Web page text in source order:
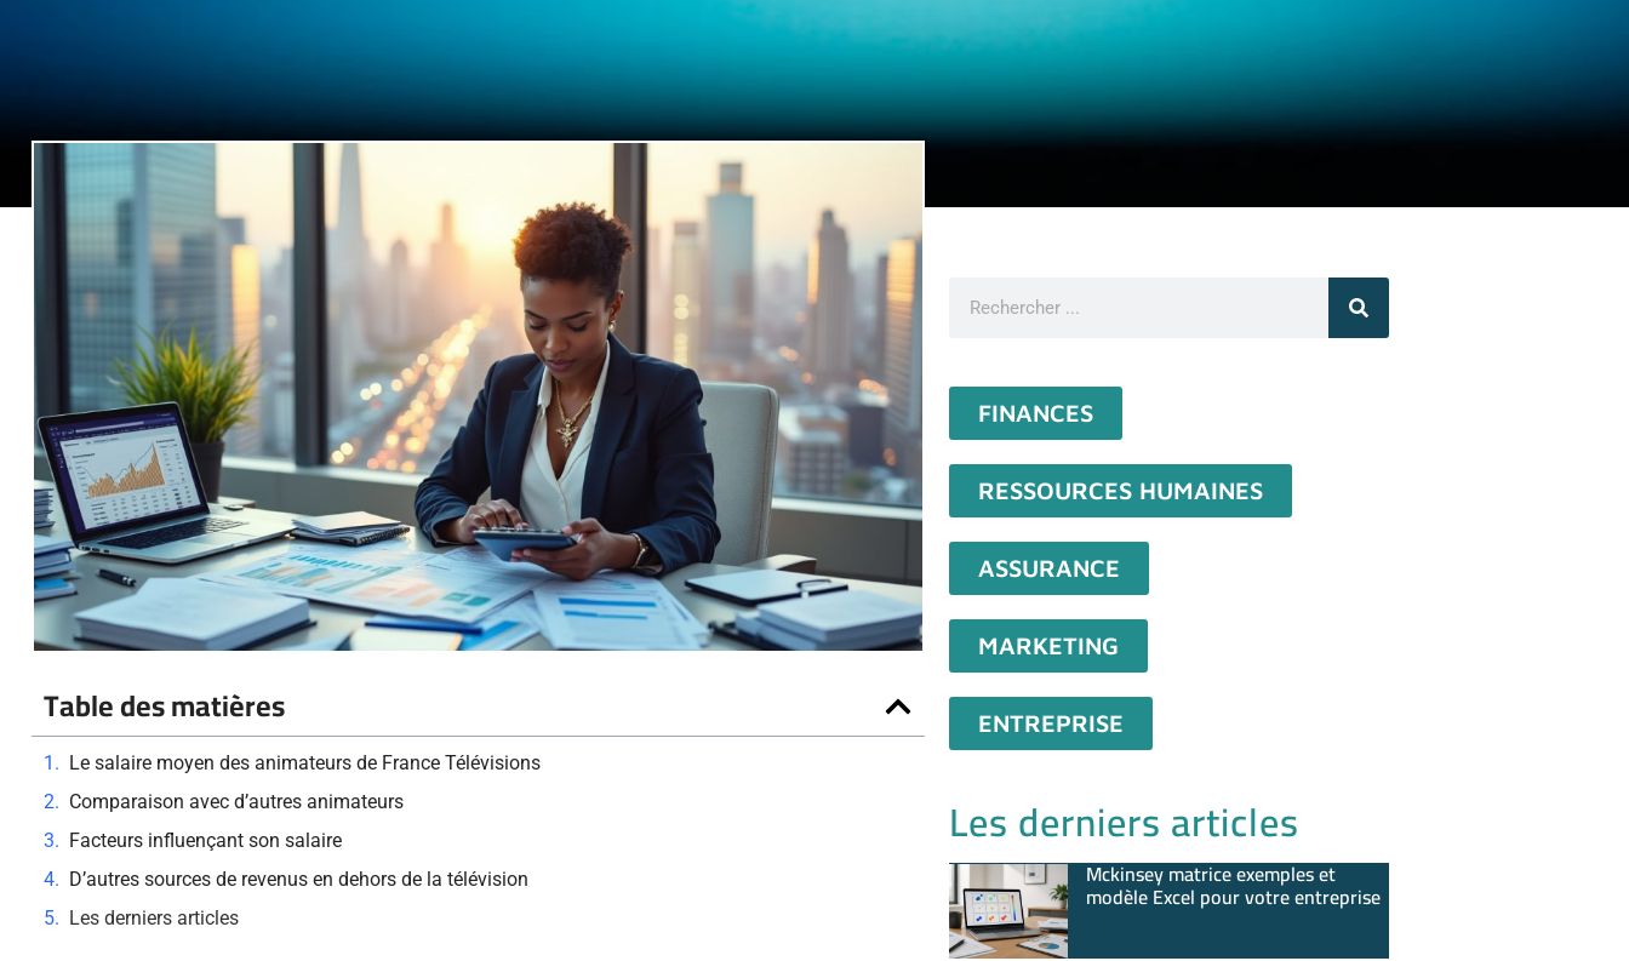
Table des matières
Le salaire moyen des animateurs de France Télévisions
Comparaison avec d’autres animateurs
Facteurs influençant son salaire
D’autres sources de revenus en dehors de la télévision
Les derniers articles
FINANCES
RESSOURCES HUMAINES
ASSURANCE
MARKETING
ENTREPRISE
Les derniers articles
Mckinsey matrice exemples et
modèle Excel pour votre entreprise